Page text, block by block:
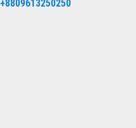
+8809613250250